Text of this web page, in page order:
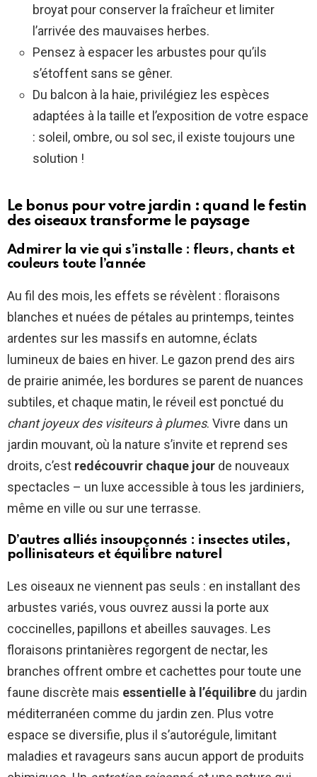
broyat pour conserver la fraîcheur et limiter
l’arrivée des mauvaises herbes.
Pensez à espacer les arbustes pour qu’ils
s’étoffent sans se gêner.
Du balcon à la haie, privilégiez les espèces
adaptées à la taille et l’exposition de votre espace
: soleil, ombre, ou sol sec, il existe toujours une
solution !
Le bonus pour votre jardin : quand le festin
des oiseaux transforme le paysage
Admirer la vie qui s’installe : fleurs, chants et
couleurs toute l’année
Au fil des mois, les effets se révèlent : floraisons
blanches et nuées de pétales au printemps, teintes
ardentes sur les massifs en automne, éclats
lumineux de baies en hiver. Le gazon prend des airs
de prairie animée, les bordures se parent de nuances
subtiles, et chaque matin, le réveil est ponctué du
chant joyeux des visiteurs à plumes. Vivre dans un
jardin mouvant, où la nature s’invite et reprend ses
droits, c’est redécouvrir chaque jour de nouveaux
spectacles – un luxe accessible à tous les jardiniers,
même en ville ou sur une terrasse.
D’autres alliés insoupçonnés : insectes utiles,
pollinisateurs et équilibre naturel
Les oiseaux ne viennent pas seuls : en installant des
arbustes variés, vous ouvrez aussi la porte aux
coccinelles, papillons et abeilles sauvages. Les
floraisons printanières regorgent de nectar, les
branches offrent ombre et cachettes pour toute une
faune discrète mais essentielle à l’équilibre du jardin
méditerranéen comme du jardin zen. Plus votre
espace se diversifie, plus il s’autorégule, limitant
maladies et ravageurs sans aucun apport de produits